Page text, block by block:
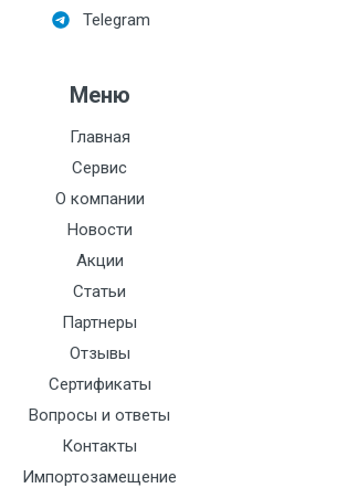
Резьба:
дм:
мотора:
поверки:
3232
t, С:
Питание:
Сталь:
выход:
Telegram
Меню
Главная
Сервис
О компании
Новости
Акции
Статьи
Партнеры
Отзывы
Сертификаты
Вопросы и ответы
Контакты
Импортозамещение